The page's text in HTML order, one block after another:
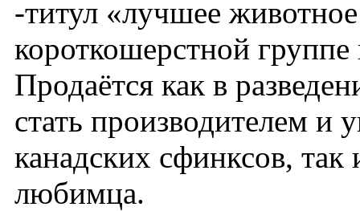
-титул «лучшее
короткошерстной
Продаётся как в
стать производителем и
канадских сфинксов, так
любимца.